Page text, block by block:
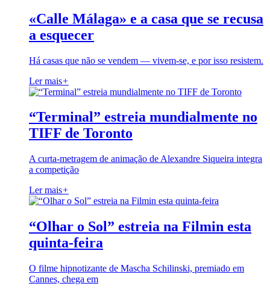
«Calle Málaga» e a casa que se recusa
a esquecer
Há casas que não se vendem — vivem-se, e por isso resistem.
Ler mais+
“Terminal” estreia mundialmente no
TIFF de Toronto
A curta-metragem de animação de Alexandre Siqueira integra
a competição
Ler mais+
“Olhar o Sol” estreia na Filmin esta
quinta-feira
O filme hipnotizante de Mascha Schilinski, premiado em
Cannes, chega em